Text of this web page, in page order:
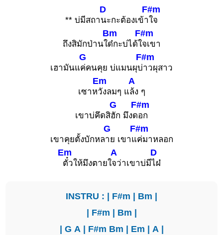
** บ่มีสถา
D
นะกะต้องเข้า
F#m
ใจ
ถึงสิมักป่านใ
Bm
ด๋กะบ่ได้ใ
F#m
จเขา
เฮามันแ
G
ค่คนคุย บ่แมนผุบ่
F#m
าวผุสาว
เซาห
Em
วังลมๆ แ
A
ล้ง ๆ
เขาบ่คึดสิ
G
ฮัก มึงด
F#m
อก
เขาคุยตั้งบักหล
G
าย เขาแ
F#m
ค่มาหลอก
Em
ตั๋วให้มึงตายใ
A
จว่าเขาบ่มี
D
ไผ๋
INSTRU : | F#m | Bm |
| F#m | Bm |
| G A| F#m Bm | Em | A|